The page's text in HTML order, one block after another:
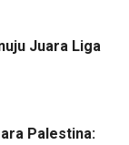
Juara Liga
Palestina: